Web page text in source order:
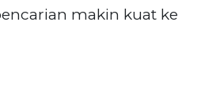
makin kuat ke